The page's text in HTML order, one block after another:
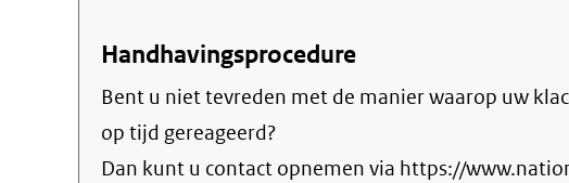
Handhavingsprocedure
Bent u niet tevreden met de manier waarop uw
op tijd gereageerd?
Dan kunt u contact opnemen via https://